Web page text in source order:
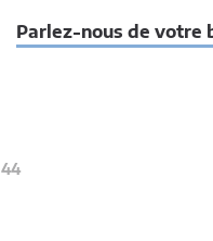
Parlez-nous de votre
44